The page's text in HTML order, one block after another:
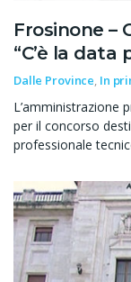
Frosinone –
“C’è la data
Dalle Province, In
L’amministrazione
per il concorso
professionale